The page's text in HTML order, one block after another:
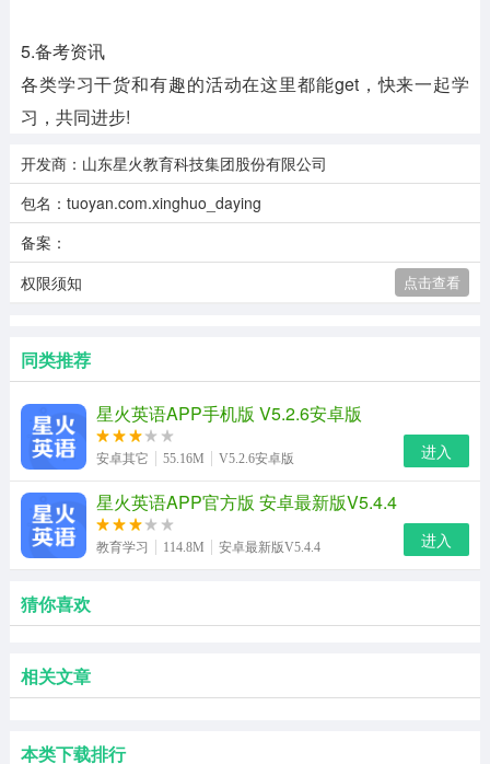
5.备考资讯
各类学习干货和有趣的活动在这里都能get，快来一起学
习，共同进步!
开发商：山东星火教育科技集团股份有限公司
包名：tuoyan.com.xinghuo_daying
备案：
权限须知
点击查看
同类推荐
星火英语APP手机版 V5.2.6安卓版
安卓其它 55.16M V5.2.6安卓版 进入
星火英语APP官方版 安卓最新版V5.4.4
教育学习 114.8M 安卓最新版V5.4.4 进入
猜你喜欢
相关文章
本类下载排行